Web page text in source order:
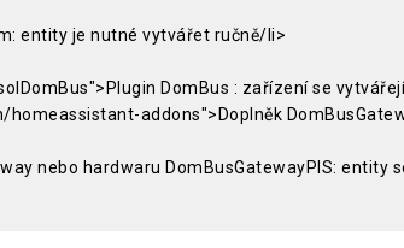
entity je nutné vytvářet ručně/li>
DomBus : zařízení se
addons">Doplněk
nebo hardwaru DomBusGatewayPIS: entity